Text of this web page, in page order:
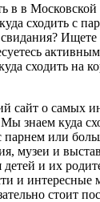
в в
сходить с
Ищете
сходить на
о самых
знаем куда
парнем или
музеи и
и их
и интересные
стоит